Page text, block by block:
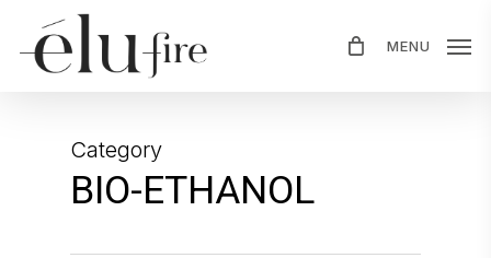
MENU
Category
BIO-ETHANOL